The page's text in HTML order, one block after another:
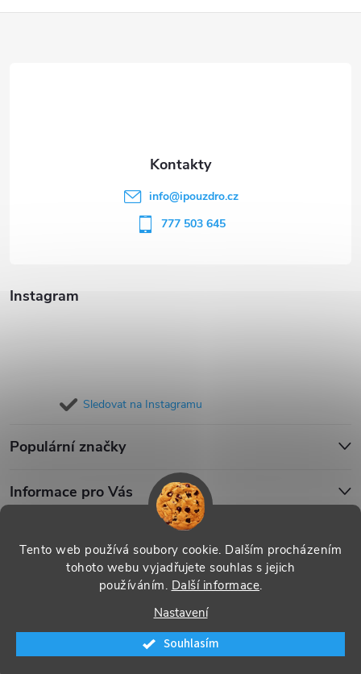
Tento web používá soubory cookie. Dalším procházením
tohoto webu vyjadřujete souhlas s jejich
používáním. Další informace.
Nastavení
Souhlasím
Instagram
Sledovat na Instagramu
Populární značky
Informace pro Vás
info@ipouzdro.cz
777 503 645
Vytvořil Shoptet
Copyright 2026 . Všechna práva vyhrazena.
nastavení cookies